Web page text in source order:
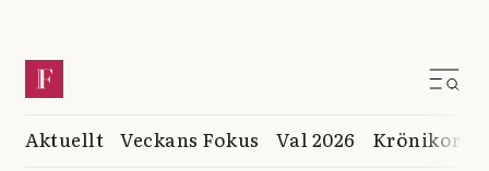
Aktuellt Veckans Fokus Val 2026 Krönikor